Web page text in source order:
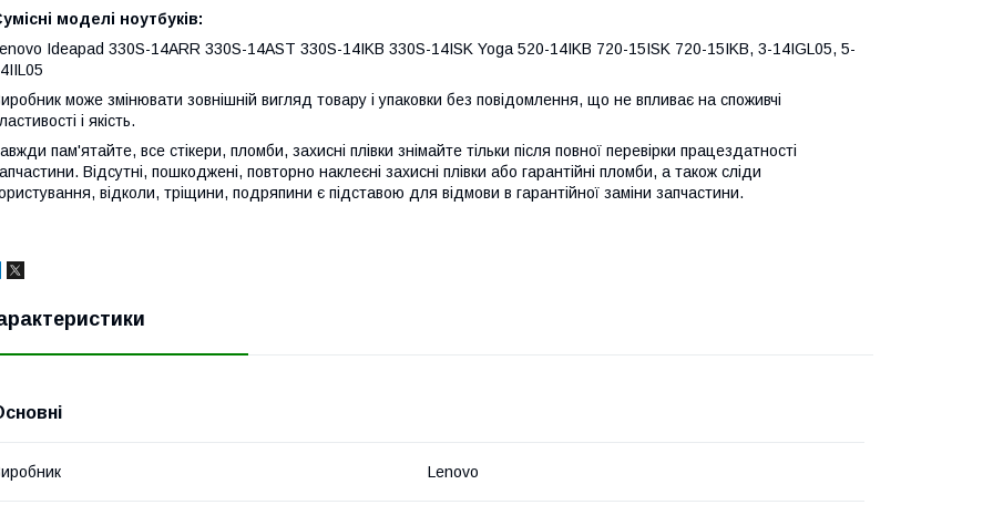
моделі ноутбуків:
Ideapad 330S-14ARR 330S-14AST 330S-14IKB 330S-14ISK Yoga 520-14IKB 720-15ISK 720-15IKB, 3-14IGL05, 5-
може змінювати зовнішній вигляд товару і упаковки без повідомлення, що не впливає на споживчі
і якість.
пам'ятайте, все стікери, пломби, захисні плівки знімайте тільки після повної перевірки працездатності
Відсутні, пошкоджені, повторно наклеєні захисні плівки або гарантійні пломби, а також сліди
відколи, тріщини, подряпини є підставою для відмови в гарантійної заміни запчастини.
Lenovo